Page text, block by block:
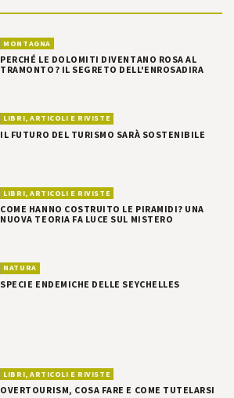
MONTAGNA
PERCHÉ LE DOLOMITI DIVENTANO ROSA AL
TRAMONTO? IL SEGRETO DELL'ENROSADIRA
LIBRI, ARTICOLI E RIVISTE
IL FUTURO DEL TURISMO SARÀ SOSTENIBILE
LIBRI, ARTICOLI E RIVISTE
COME HANNO COSTRUITO LE PIRAMIDI? UNA
NUOVA TEORIA FA LUCE SUL MISTERO
NATURA
SPECIE ENDEMICHE DELLE SEYCHELLES
LIBRI, ARTICOLI E RIVISTE
OVERTOURISM, COSA FARE E COME TUTELARSI